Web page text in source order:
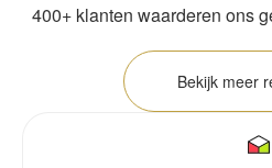
400+ klanten waarderen ons
Bekijk meer